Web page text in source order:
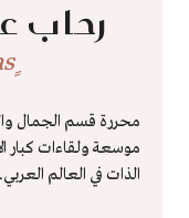
رحاب
محررة قسم الجمال
موسعة ولقاءات كبار
الذات في العالم العربي.